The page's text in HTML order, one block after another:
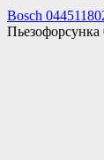
Bosch
Пьезофорсунка